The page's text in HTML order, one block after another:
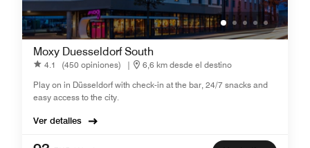
Moxy Duesseldorf South
4.1 (450 opiniones) |
6,6 km desde el destino
Play on in Düsseldorf with check-in at the bar, 24/7 snacks and
easy access to the city.
Ver detalles